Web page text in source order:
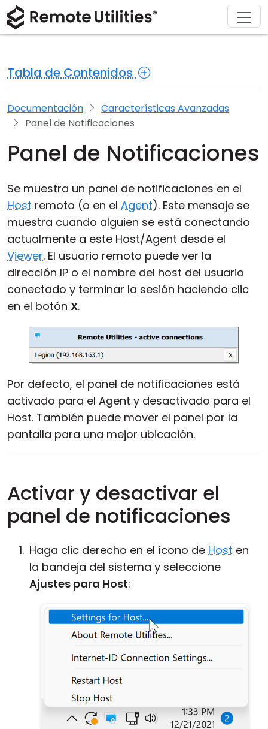
Tabla de Contenidos
Documentación
Características Avanzadas
Panel de Notificaciones
Panel de Notificaciones
Se muestra un panel de notificaciones en el
Host remoto (o en el Agent). Este mensaje se
muestra cuando alguien se está conectando
actualmente a este Host/Agent desde el
Viewer. El usuario remoto puede ver la
dirección IP o el nombre del host del usuario
conectado y terminar la sesión haciendo clic
en el botón X.
Por defecto, el panel de notificaciones está
activado para el Agent y desactivado para el
Host. También puede mover el panel por la
pantalla para una mejor ubicación.
Activar y desactivar el
panel de notificaciones
Haga clic derecho en el ícono de Host en
la bandeja del sistema y seleccione
Ajustes para Host:
Producto
Seguridad
Capturas de pantalla
Modos de conexión
Acceso desatendido
Soporte para Active Directory
Configuración MSI
Nube y local
Soluciones
Manufactura y Retail
Salud
Tecnologías de la información
Descargar
macOS
Linux
Comprar
Asistente de licencia
Actualizar su licencia
Soporte
Documentación
Base de conocimientos
Acerca de
Sala de prensa
Escribe una reseña